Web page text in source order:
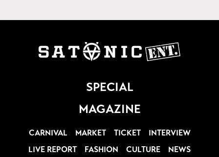
SPECIAL
MAGAZINE
CARNIVAL MARKET TICKET
INTERVIEW
LIVE REPORT
FASHION CULTURE
NEWS